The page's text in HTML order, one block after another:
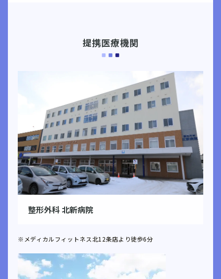
提携医療機関
整形外科 北新病院
※メディカルフィットネス北12条店より徒歩6分